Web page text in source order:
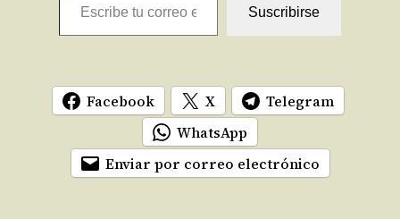
Suscribirse
Facebook X
Telegram
WhatsApp
Enviar por correo electrónico